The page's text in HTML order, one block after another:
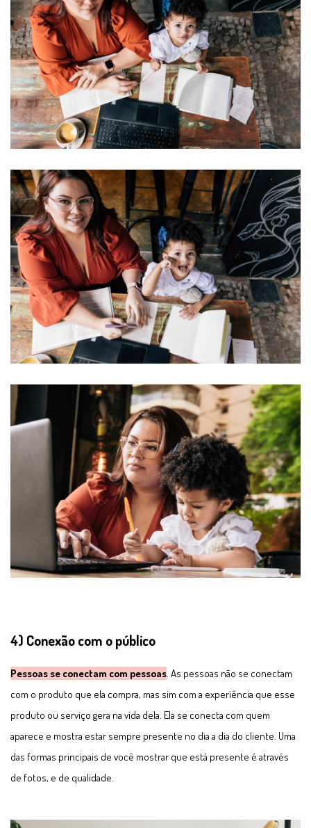
4) Conexão com o público
Pessoas se conectam com pessoas. As pessoas não se conectam
com o produto que ela compra, mas sim com a experiência que esse
produto ou serviço gera na vida dela. Ela se conecta com quem
aparece e mostra estar sempre presente no dia a dia do cliente. Uma
das formas principais de você mostrar que está presente é através
de fotos, e de qualidade.